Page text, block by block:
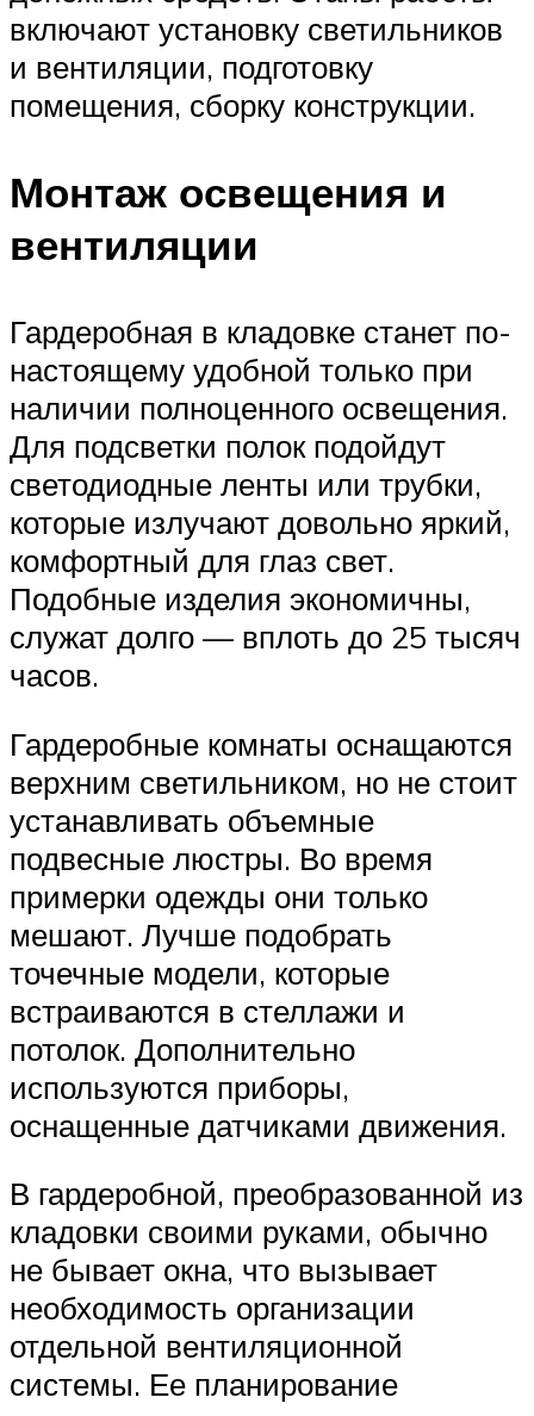
включают установку светильников
и вентиляции, подготовку
помещения, сборку конструкции.
Монтаж освещения и
вентиляции
Гардеробная в кладовке станет по-
настоящему удобной только при
наличии полноценного освещения.
Для подсветки полок подойдут
светодиодные ленты или трубки,
которые излучают довольно яркий,
комфортный для глаз свет.
Подобные изделия экономичны,
служат долго — вплоть до 25 тысяч
часов.
Гардеробные комнаты оснащаются
верхним светильником, но не стоит
устанавливать объемные
подвесные люстры. Во время
примерки одежды они только
мешают. Лучше подобрать
точечные модели, которые
встраиваются в стеллажи и
потолок. Дополнительно
используются приборы,
оснащенные датчиками движения.
В гардеробной, преобразованной из
кладовки своими руками, обычно
не бывает окна, что вызывает
необходимость организации
отдельной вентиляционной
системы. Ее планирование